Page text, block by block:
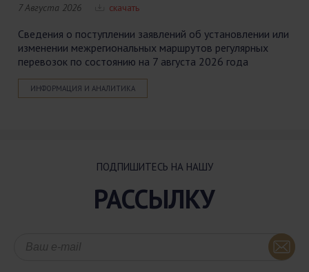
7 Августа 2026 скачать
ИНФОРМАЦИЯ И АНАЛИТИКА
Сведения о поступлении заявлений об установлении или
изменении межрегиональных маршрутов регулярных
перевозок по состоянию на 7 августа 2026 года
ПОДПИШИТЕСЬ НА НАШУ
РАССЫЛКУ